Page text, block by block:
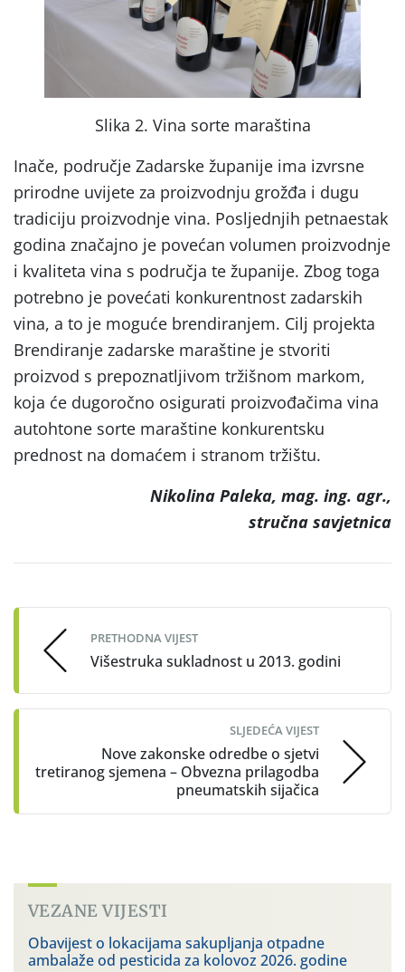
Slika 2. Vina sorte maraština
Inače, područje Zadarske županije ima izvrsne
prirodne uvijete za proizvodnju grožđa i dugu
tradiciju proizvodnje vina. Posljednjih petnaestak
godina značajno je povećan volumen proizvodnje
i kvaliteta vina s područja te županije. Zbog toga
potrebno je povećati konkurentnost zadarskih
vina, a to je moguće brendiranjem. Cilj projekta
Brendiranje zadarske maraštine je stvoriti
proizvod s prepoznatljivom tržišnom markom,
koja će dugoročno osigurati proizvođačima vina
autohtone sorte maraštine konkurentsku
prednost na domaćem i stranom tržištu.
Nikolina Paleka, mag. ing. agr.,
stručna savjetnica
navigation
PRETHODNA VIJEST
Višestruka sukladnost u 2013. godini
SLJEDEĆA VIJEST
Nove zakonske odredbe o sjetvi
tretiranog sjemena – Obvezna prilagodba
pneumatskih sijačica
VEZANE VIJESTI
Obavijest o lokacijama sakupljanja otpadne
ambalaže od pesticida za kolovoz 2026. godine